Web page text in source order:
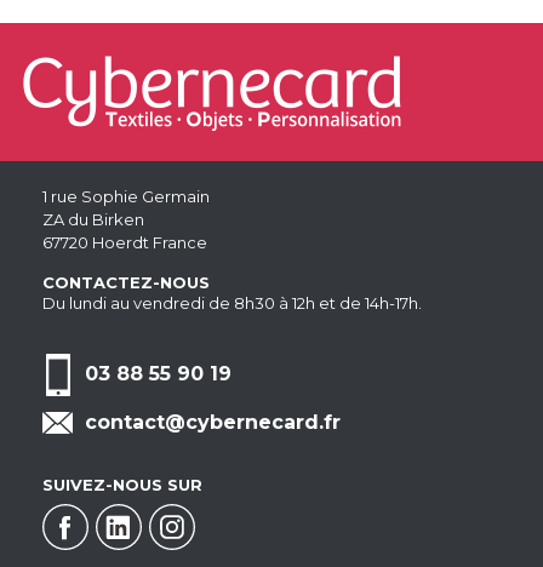
1 rue Sophie Germain
ZA du Birken
67720 Hoerdt France
CONTACTEZ-NOUS
Du lundi au vendredi de 8h30 à 12h et de 14h-17h.
03 88 55 90 19
contact@cybernecard.fr
SUIVEZ-NOUS SUR